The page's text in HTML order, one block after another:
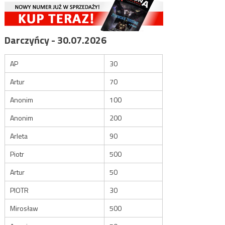
Darczyńcy - 30.07.2026
AP
30
Artur
70
Anonim
100
Anonim
200
Arleta
90
Piotr
500
Artur
50
PIOTR
30
Mirosław
500